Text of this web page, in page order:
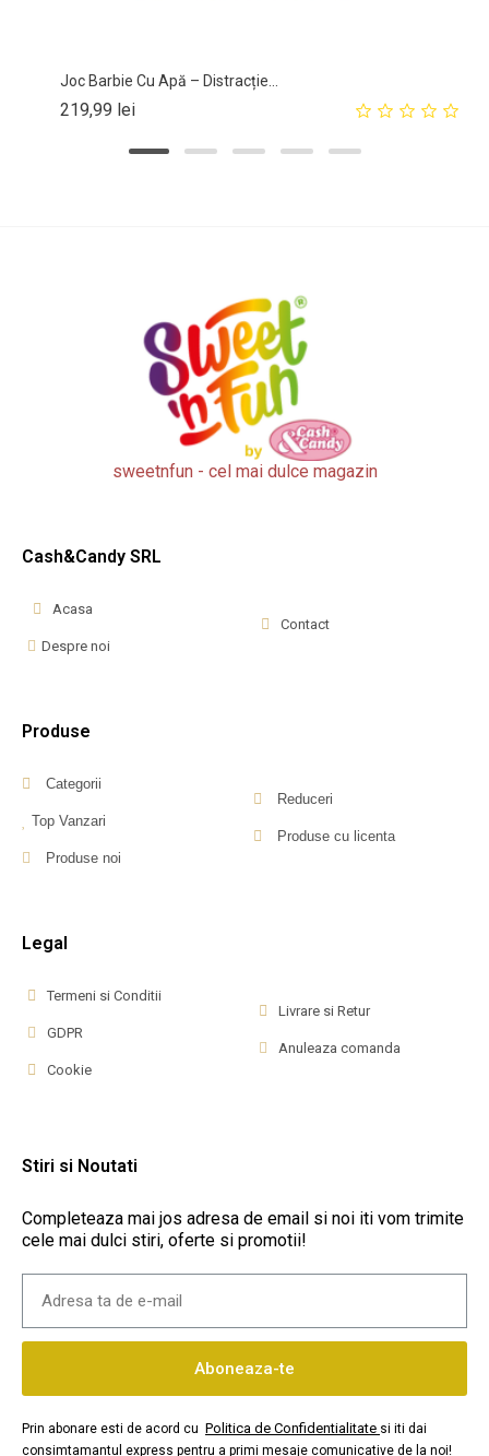
Joc Barbie Cu Apă – Distracție...
219,99 leiPret
sweetnfun - cel mai dulce magazin
Cash&Candy SRL
Acasa
Despre noi
Contact
Produse
Categorii
Top Vanzari
Produse noi
Reduceri
Produse cu licenta
Legal
Termeni si Conditii
GDPR
Cookie
Livrare si Retur
Anuleaza comanda
Stiri si Noutati
Completeaza mai jos adresa de email si noi iti vom trimite
cele mai dulci stiri, oferte si promotii!
Aboneaza-te
Prin abonare esti de acord cu Politica de Confidentialitate si iti dai
consimtamantul express pentru a primi mesaje comunicative de la noi!